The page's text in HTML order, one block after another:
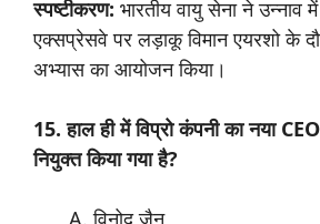
स्पष्टीकरण: भारतीय वायु सेना ने
एक्सप्रेसवे पर लड़ाकू विमान एयरशो के
अभ्यास का आयोजन किया।
15. हाल ही में विप्रो कंपनी का नया
नियुक्त किया गया है?
विनोद जैन